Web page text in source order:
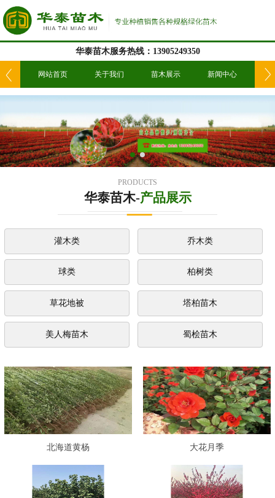
华泰苗木服务热线：13905249350
们 网站首页 关于我们 苗木展示 新闻中心 工
PRODUCTS
华泰苗木-产品展示
灌木类 乔木类
球类 柏树类
草花地被 塔柏苗木
美人梅苗木 蜀桧苗木
北海道黄杨 大花月季